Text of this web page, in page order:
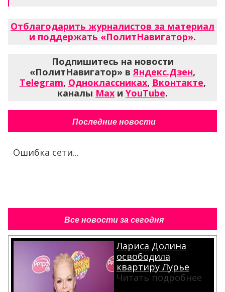
Отблагодарить журналистов за материал
и поддержать «ПолитНавигатор».
Подпишитесь на новости
«ПолитНавигатор» вЯндекс.Дзен,
Telegram, Одноклассниках, Вконтакте,
каналы Max и YouTube.
Последние новости
Ошибка сети...
Все новости за сегодня
Лариса Долина
освободила
квартиру Лурье
Читать подробнее